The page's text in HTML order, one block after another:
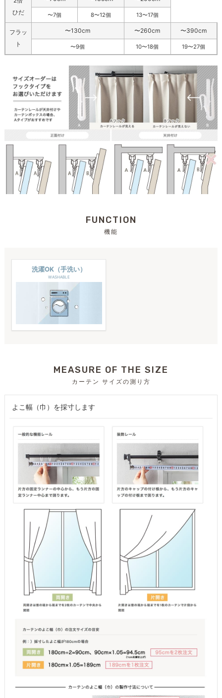
ひだ
〜7個 8〜12個 13〜17個
フラッ
ト
〜130cm 〜260cm 〜390cm
〜9個 10〜18個 19〜27個
FUNCTION
機能
洗濯OK（手洗い）
WASHABLE
MEASURE OF THE SIZE
カーテン サイズの測り方
よこ幅（巾）を採寸します